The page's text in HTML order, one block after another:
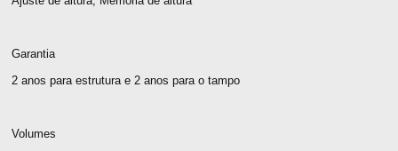
Garantia
2 anos para estrutura e 2 anos para o tampo
Volumes